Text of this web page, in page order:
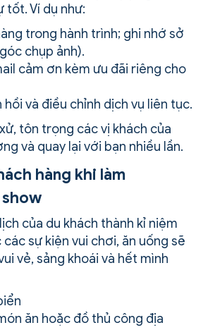
tốt. Ví dụ như:
trong hành trình; ghi nhớ sở
chụp ảnh).
cảm ơn kèm ưu đãi riêng cho
hồi và điều chỉnh dịch vụ liên tục.
tôn trọng các vị khách của
và quay lại với bạn nhiều lần.
hàng khi làm
của du khách thành kỉ niệm
sự kiện vui chơi, ăn uống sẽ
vẻ, sảng khoái và hết mình
ăn hoặc đồ thủ công địa